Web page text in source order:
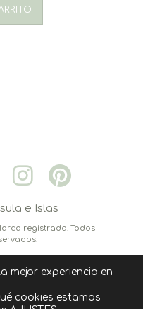
e Islas
registrada. Todos
CÓMO COMPRAR
mejor experiencia en
cookies estamos